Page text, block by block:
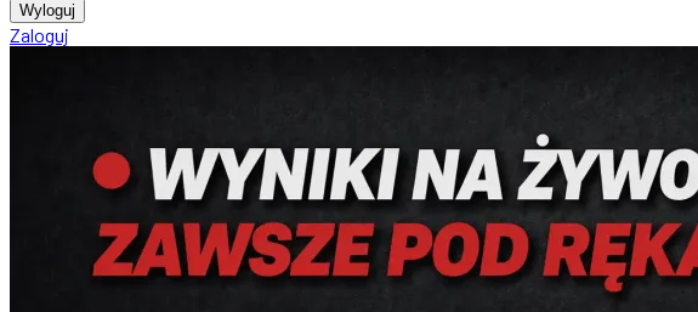
Wyloguj
Zaloguj